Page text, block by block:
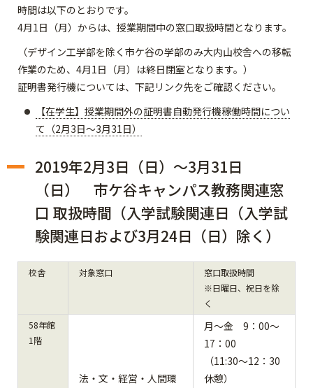
時間は以下のとおりです。
4月1日（月）からは、授業期間中の窓口取扱時間となります。
（デザイン工学部を除く市ケ谷の学部のみ大内山校舎への移転
作業のため、4月1日（月）は終日閉室となります。）
証明書発行機については、下記リンク先をご確認ください。
【在学生】授業期間外の証明書自動発行機稼働時間につい
て（2月3日～3月31日）
2019年2月3日（日）～3月31日
（日） 市ケ谷キャンパス教務関連窓
口 取扱時間（入学試験関連日（入学試
験関連日および3月24日（日） 除く）
校舎 対象窓口
窓口取扱時間
※日曜日、祝日を除
く
58年館
1階
法・文・経営・人間環
月～金 9：00～
17：00
（11:30～12：30
休憩）